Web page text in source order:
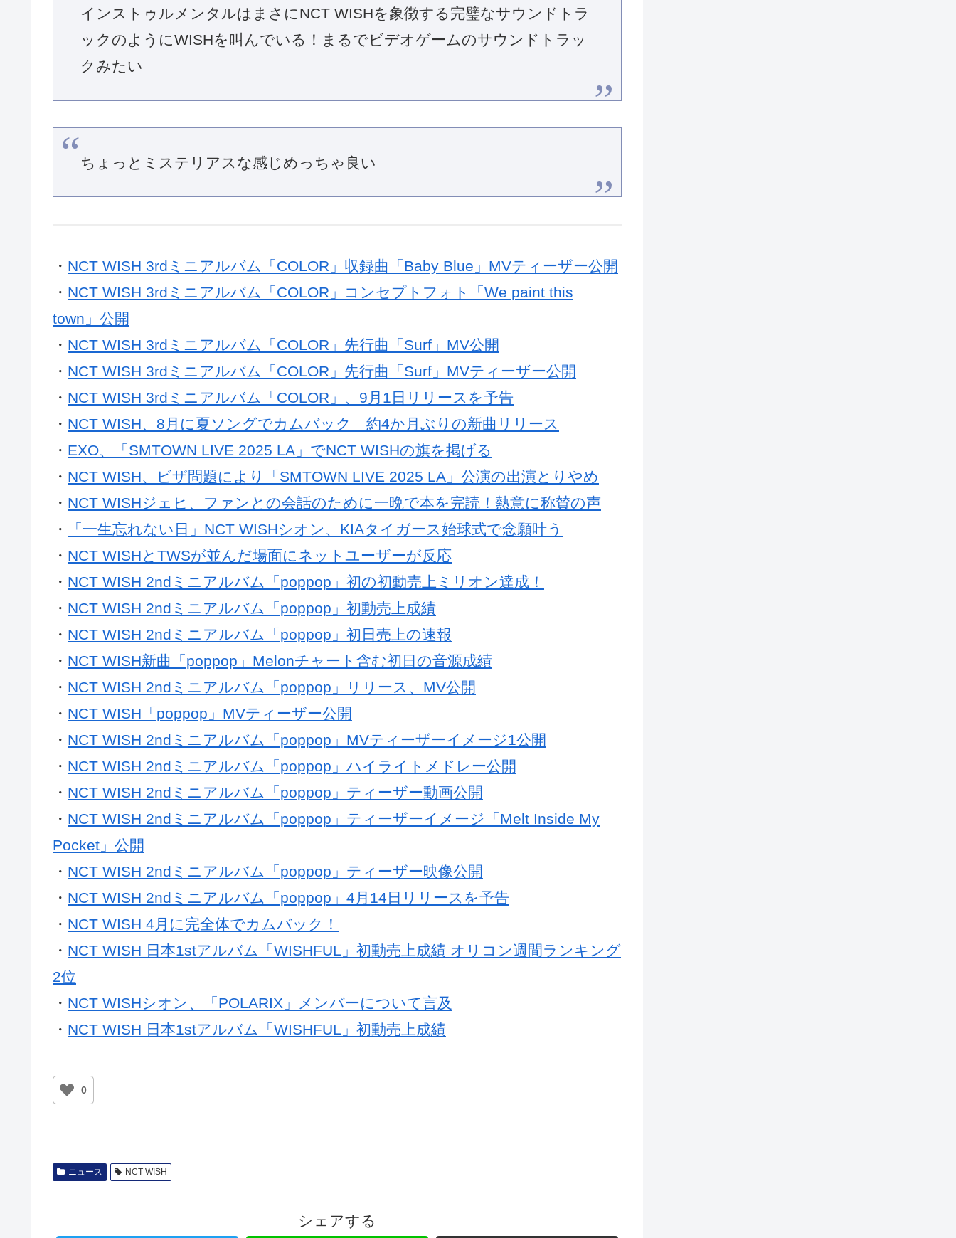
インストゥルメンタルはまさにNCT WISHを象徴する完璧なサウンドトラ
ックのようにWISHを叫んでいる！まるでビデオゲームのサウンドトラッ
クみたい
ちょっとミステリアスな感じめっちゃ良い
・ NCT WISH 3rdミニアルバム「COLOR」収録曲「Baby Blue」MVティーザー公開
・ NCT WISH 3rdミニアルバム「COLOR」コンセプトフォト「We paint this
town」公開
・ NCT WISH 3rdミニアルバム「COLOR」先行曲「Surf」MV公開
・ NCT WISH 3rdミニアルバム「COLOR」先行曲「Surf」MVティーザー公開
・ NCT WISH 3rdミニアルバム「COLOR」、9月1日リリースを予告
・ NCT WISH、8月に夏ソングでカムバック 約4か月ぶりの新曲リリース
・ EXO、「SMTOWN LIVE 2025 LA」でNCT WISHの旗を掲げる
・ NCT WISH、ビザ問題により「SMTOWN LIVE 2025 LA」公演の出演とりやめ
・ NCT WISHジェヒ、ファンとの会話のために一晩で本を完読！熱意に称賛の声
・
「一生忘れない日」NCT WISHシオン、KIAタイガース始球式で念願叶う
・ NCT WISHとTWSが並んだ場面にネットユーザーが反応
・ NCT WISH 2ndミニアルバム「poppop」初の初動売上ミリオン達成！
・ NCT WISH 2ndミニアルバム「poppop」初動売上成績
・ NCT WISH 2ndミニアルバム「poppop」初日売上の速報
・ NCT WISH新曲「poppop」Melonチャート含む初日の音源成績
・ NCT WISH 2ndミニアルバム「poppop」リリース、MV公開
・ NCT WISH「poppop」MVティーザー公開
・ NCT WISH 2ndミニアルバム「poppop」MVティーザーイメージ1公開
・ NCT WISH 2ndミニアルバム「poppop」ハイライトメドレー公開
・ NCT WISH 2ndミニアルバム「poppop」ティーザー動画公開
・ NCT WISH 2ndミニアルバム「poppop」ティーザーイメージ「Melt Inside My
Pocket」公開
・ NCT WISH 2ndミニアルバム「poppop」ティーザー映像公開
・ NCT WISH 2ndミニアルバム「poppop」4月14日リリースを予告
・ NCT WISH 4月に完全体でカムバック！
・ NCT WISH 日本1stアルバム「WISHFUL」初動売上成績 オリコン週間ランキング
2位
・ NCT WISHシオン、「POLARIX」メンバーについて言及
・ NCT WISH 日本1stアルバム「WISHFUL」初動売上成績
0
ニュース NCT WISH
シェアする